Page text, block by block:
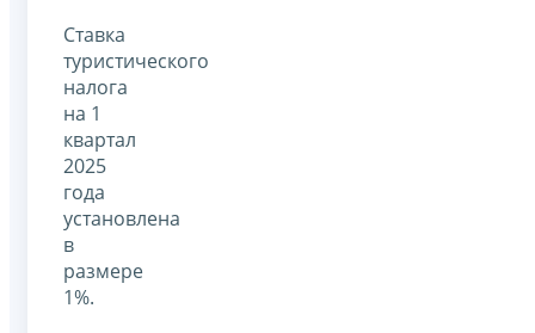
Ставка
туристического
налога
на 1
квартал
2025
года
установлена
в
размере
1%.